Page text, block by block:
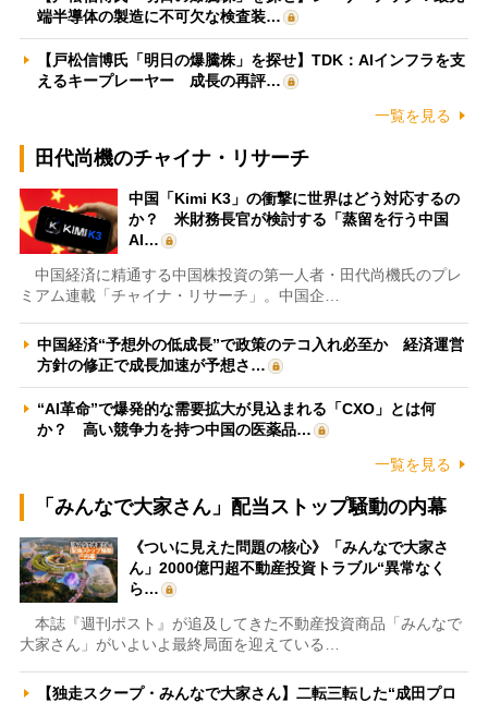
端半導体の製造に不可欠な検査装…
【戸松信博氏「明日の爆騰株」を探せ】TDK：AIインフラを支
えるキープレーヤー 成長の再評…
一覧を見る
田代尚機のチャイナ・リサーチ
中国「Kimi K3」の衝撃に世界はどう対応するの
か？ 米財務長官が検討する「蒸留を行う中国
AI…
中国経済に精通する中国株投資の第一人者・田代尚機氏のプレ
ミアム連載「チャイナ・リサーチ」。中国企…
中国経済“予想外の低成長”で政策のテコ入れ必至か 経済運営
方針の修正で成長加速が予想さ…
“AI革命”で爆発的な需要拡大が見込まれる「CXO」とは何
か？ 高い競争力を持つ中国の医薬品…
一覧を見る
「みんなで大家さん」配当ストップ騒動の内幕
《ついに見えた問題の核心》「みんなで大家さ
ん」2000億円超不動産投資トラブル“異常なく
ら…
本誌『週刊ポスト』が追及してきた不動産投資商品「みんなで
大家さん」がいよいよ最終局面を迎えている…
【独走スクープ・みんなで大家さん】二転三転した“成田プロ